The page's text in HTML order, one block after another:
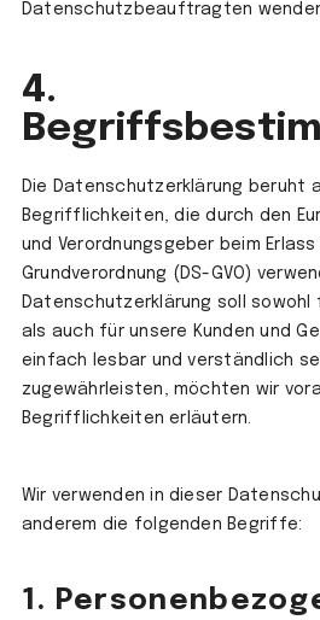
Datenschutzbeauftragten
4.
Die Datenschutzerklärung beruht
Begrifflichkeiten, die durch den
und Verordnungsgeber beim
Grundverordnung (DS-GVO)
Datenschutzerklärung soll
als auch für unsere Kunden und
einfach lesbar und verständlich
zugewährleisten, möchten wir
Begrifflichkeiten erläutern.
Wir verwenden in dieser
anderem die folgenden Begriffe:
1.